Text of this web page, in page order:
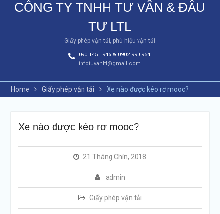
CÔNG TY TNHH TƯ VẤN & ĐẦU
TƯ LTL
Giấy phép vận tải, phù hiệu vận tải
090 145 1945 & 0902 990 954
infotuvanltl@gmail.com
Home Giấy phép vận tải Xe nào được kéo rơ mooc?
Xe nào được kéo rơ mooc?
21 Tháng Chín, 2018
admin
Giấy phép vận tải